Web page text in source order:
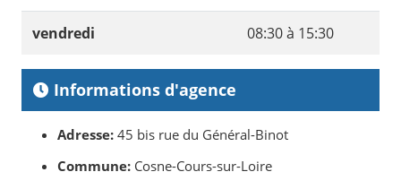
vendredi 08:30 à 15:30
Informations d'agence
Adresse: 45 bis rue du Général-Binot
Commune: Cosne-Cours-sur-Loire